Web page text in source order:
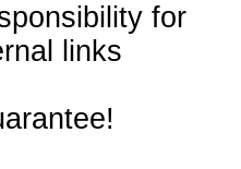
for
links